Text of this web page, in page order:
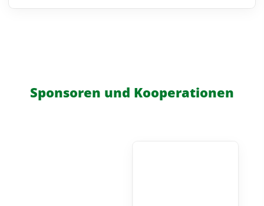
Sponsoren und Kooperationen